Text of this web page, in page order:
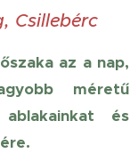
, Csillebérc
az a nap,
méretű
és